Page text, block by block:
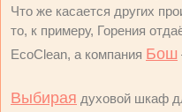
Что же касается других
то, к примеру, Горения
EcoClean, а компания Бош
Выбирая духовой шкаф